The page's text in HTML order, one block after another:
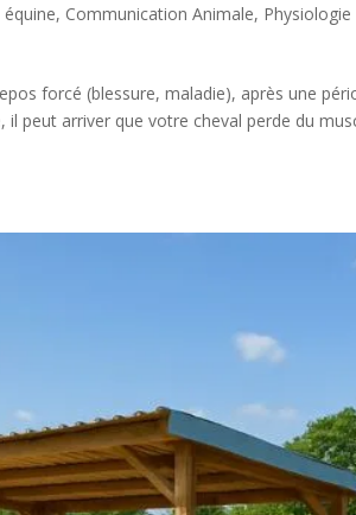
, Communication Animale, Physiologie
forcé (blessure, maladie), après une
il peut arriver que votre cheval perde du